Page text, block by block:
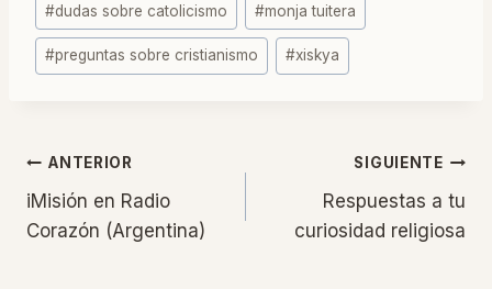
la
entrada:
#dudas sobre catolicismo #monja tuitera
#preguntas sobre cristianismo #xiskya
Navegación
de
ANTERIOR
iMisión en Radio
Corazón (Argentina)
SIGUIENTE
Respuestas a tu
curiosidad religiosa